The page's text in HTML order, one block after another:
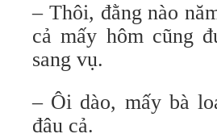
– Thôi, đằng nào
cả mấy hôm cũng
sang vụ.
– Ôi dào, mấy bà
đâu cả.